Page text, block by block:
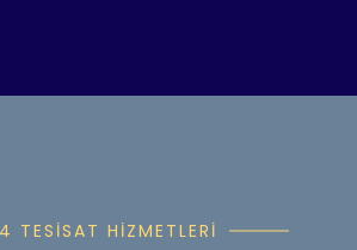
TESISAT HIZMETLERI